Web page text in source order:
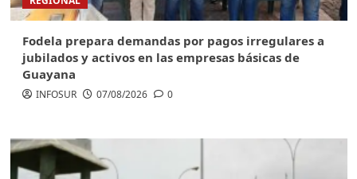
Fodela prepara demandas por pagos irregulares a
jubilados y activos en las empresas básicas de
Guayana
INFOSUR 07/08/2026 0